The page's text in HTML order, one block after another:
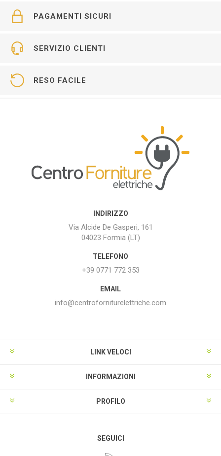
PAGAMENTI SICURI
SERVIZIO CLIENTI
RESO FACILE
INDIRIZZO
Via Alcide De Gasperi, 161
04023 Formia (LT)
TELEFONO
+39 0771 772 353
EMAIL
info@centroforniturelettriche.com
LINK VELOCI
INFORMAZIONI
PROFILO
SEGUICI